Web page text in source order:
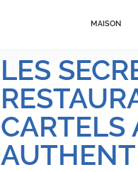
MAISON
LES
CARTELS